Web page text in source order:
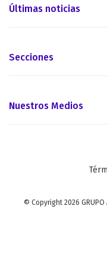
Últimas noticias
Secciones
Nuestros Medios
© Copyright 2026